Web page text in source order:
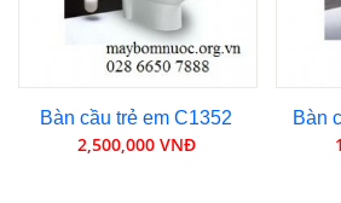
Bàn cầu trẻ em C1352
2,500,000 VNĐ
Bàn